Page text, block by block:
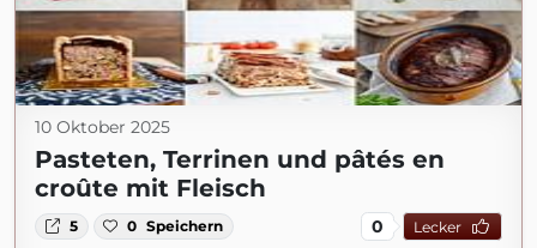
10 Oktober 2025
Pasteten, Terrinen und pâtés en
croûte mit Fleisch
5 0 Speichern 0 Lecker